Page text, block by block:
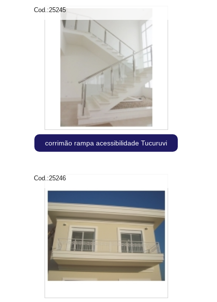
Cod.:25245
corrimão rampa acessibilidade Tucuruvi
Cod.:25246